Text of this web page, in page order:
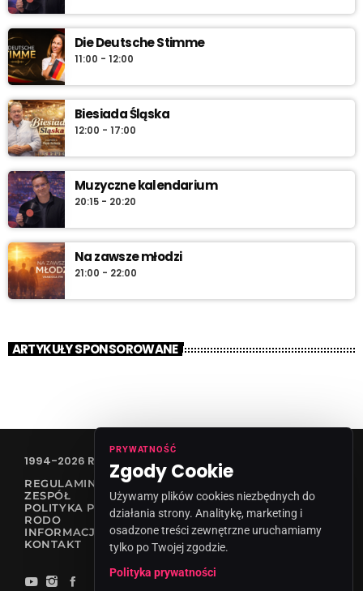
Die Deutsche Stimme
11:00 - 12:00
Biesiada Śląska
12:00 - 17:00
Muzyczne kalendarium
20:15 - 20:20
Na zawsze młodzi
21:00 - 22:00
ARTYKUŁY SPONSOROWANE
1994-2026 RADIO VANESSA SPÓŁKA Z O.O
REGULAMIN KONKURSÓW
ZESPÓŁ
POLITYKA PRYWATNOŚCI
RODO
INFORMACJA O NADAWCY
KONTAKT
PRYWATNOŚĆ
Zgody Cookie
Używamy plików cookies niezbędnych do
działania strony. Analitykę, marketing i
osadzone treści zewnętrzne uruchamiamy
tylko po Twojej zgodzie.
Polityka prywatności